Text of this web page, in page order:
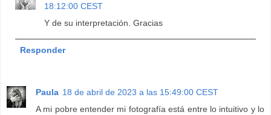
18:12:00 CEST
Y de su interpretación. Gracias
Responder
Paula 18 de abril de 2023 a las 15:49:00 CEST
A mi pobre entender mi fotografía está entre lo intuitivo y lo